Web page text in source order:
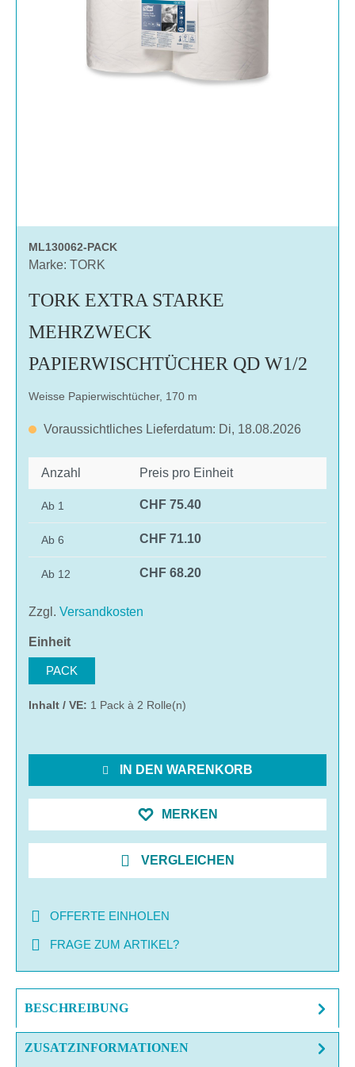
ML130062-PACK
Marke: TORK
TORK EXTRA STARKE
MEHRZWECK
PAPIERWISCHTÜCHER QD W1/2
Weisse Papierwischtücher, 170 m
Voraussichtliches Lieferdatum: Di, 18.08.2026
Anzahl Preis pro Einheit
Ab 1 CHF 75.40
Ab 6 CHF 71.10
Ab 12 CHF 68.20
Zzgl. Versandkosten
Einheitauswählen
PACK
Inhalt / VE: 1 Pack à 2 Rolle(n)
IN DEN WARENKORB
MERKEN
VERGLEICHEN
OFFERTE EINHOLEN
FRAGE ZUM ARTIKEL?
BESCHREIBUNG
ZUSATZINFORMATIONEN